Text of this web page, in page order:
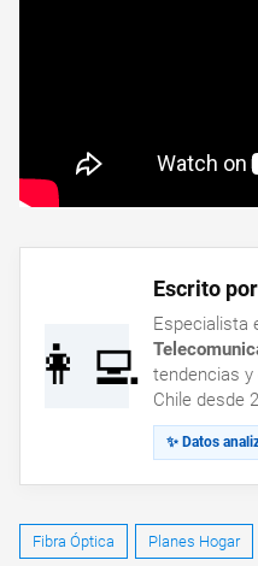
👩‍💻
Escrito
Especialista
tendencias
Chile desde
✨ Datos
Fibra Óptica Planes Hogar